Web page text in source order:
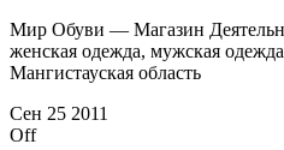
Мир Обуви — Магазин
женская одежда, мужская
Мангистауская область
Сен 25 2011
Off